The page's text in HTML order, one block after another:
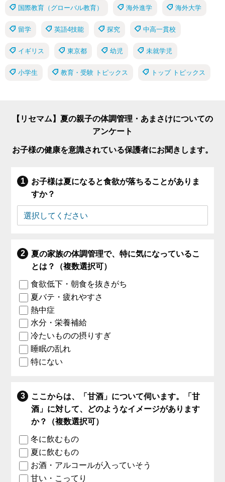
国際教育（グローバル教育） 海外進学 海外大学
留学 英語4技能 探究 中高一貫校
イギリス 東京都 幼児 未就学児
小学生 教育・受験 トピックス トップ トピックス
【リセマム】夏の親子の体調管理・あまさけについての
アンケート
お子様の健康を意識されている保護者にお聞きします。
お子様は夏になると食欲が落ちることがありま
すか？
夏の家族の体調管理で、特に気になっているこ
とは？（複数選択可）
食欲低下・朝食を抜きがち
夏バテ・疲れやすさ
熱中症
水分・栄養補給
冷たいものの摂りすぎ
睡眠の乱れ
特にない
ここからは、「甘酒」について伺います。「甘
酒」に対して、どのようなイメージがあります
か？（複数選択可）
冬に飲むもの
夏に飲むもの
お酒・アルコールが入っていそう
甘い・こってり